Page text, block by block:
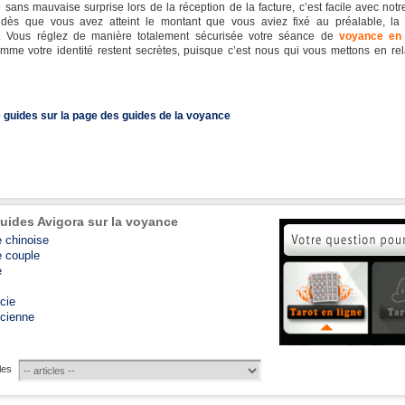
sans mauvaise surprise lors de la réception de la facture, c’est facile avec
que vous avez atteint le montant que vous aviez fixé au préalable, la
Vous réglez de manière totalement sécurisée votre séance de voyance en
votre identité restent secrètes, puisque c’est nous qui vous mettons en
guides sur la page des guides de la voyance
Avigora sur la voyance
chinoise
couple